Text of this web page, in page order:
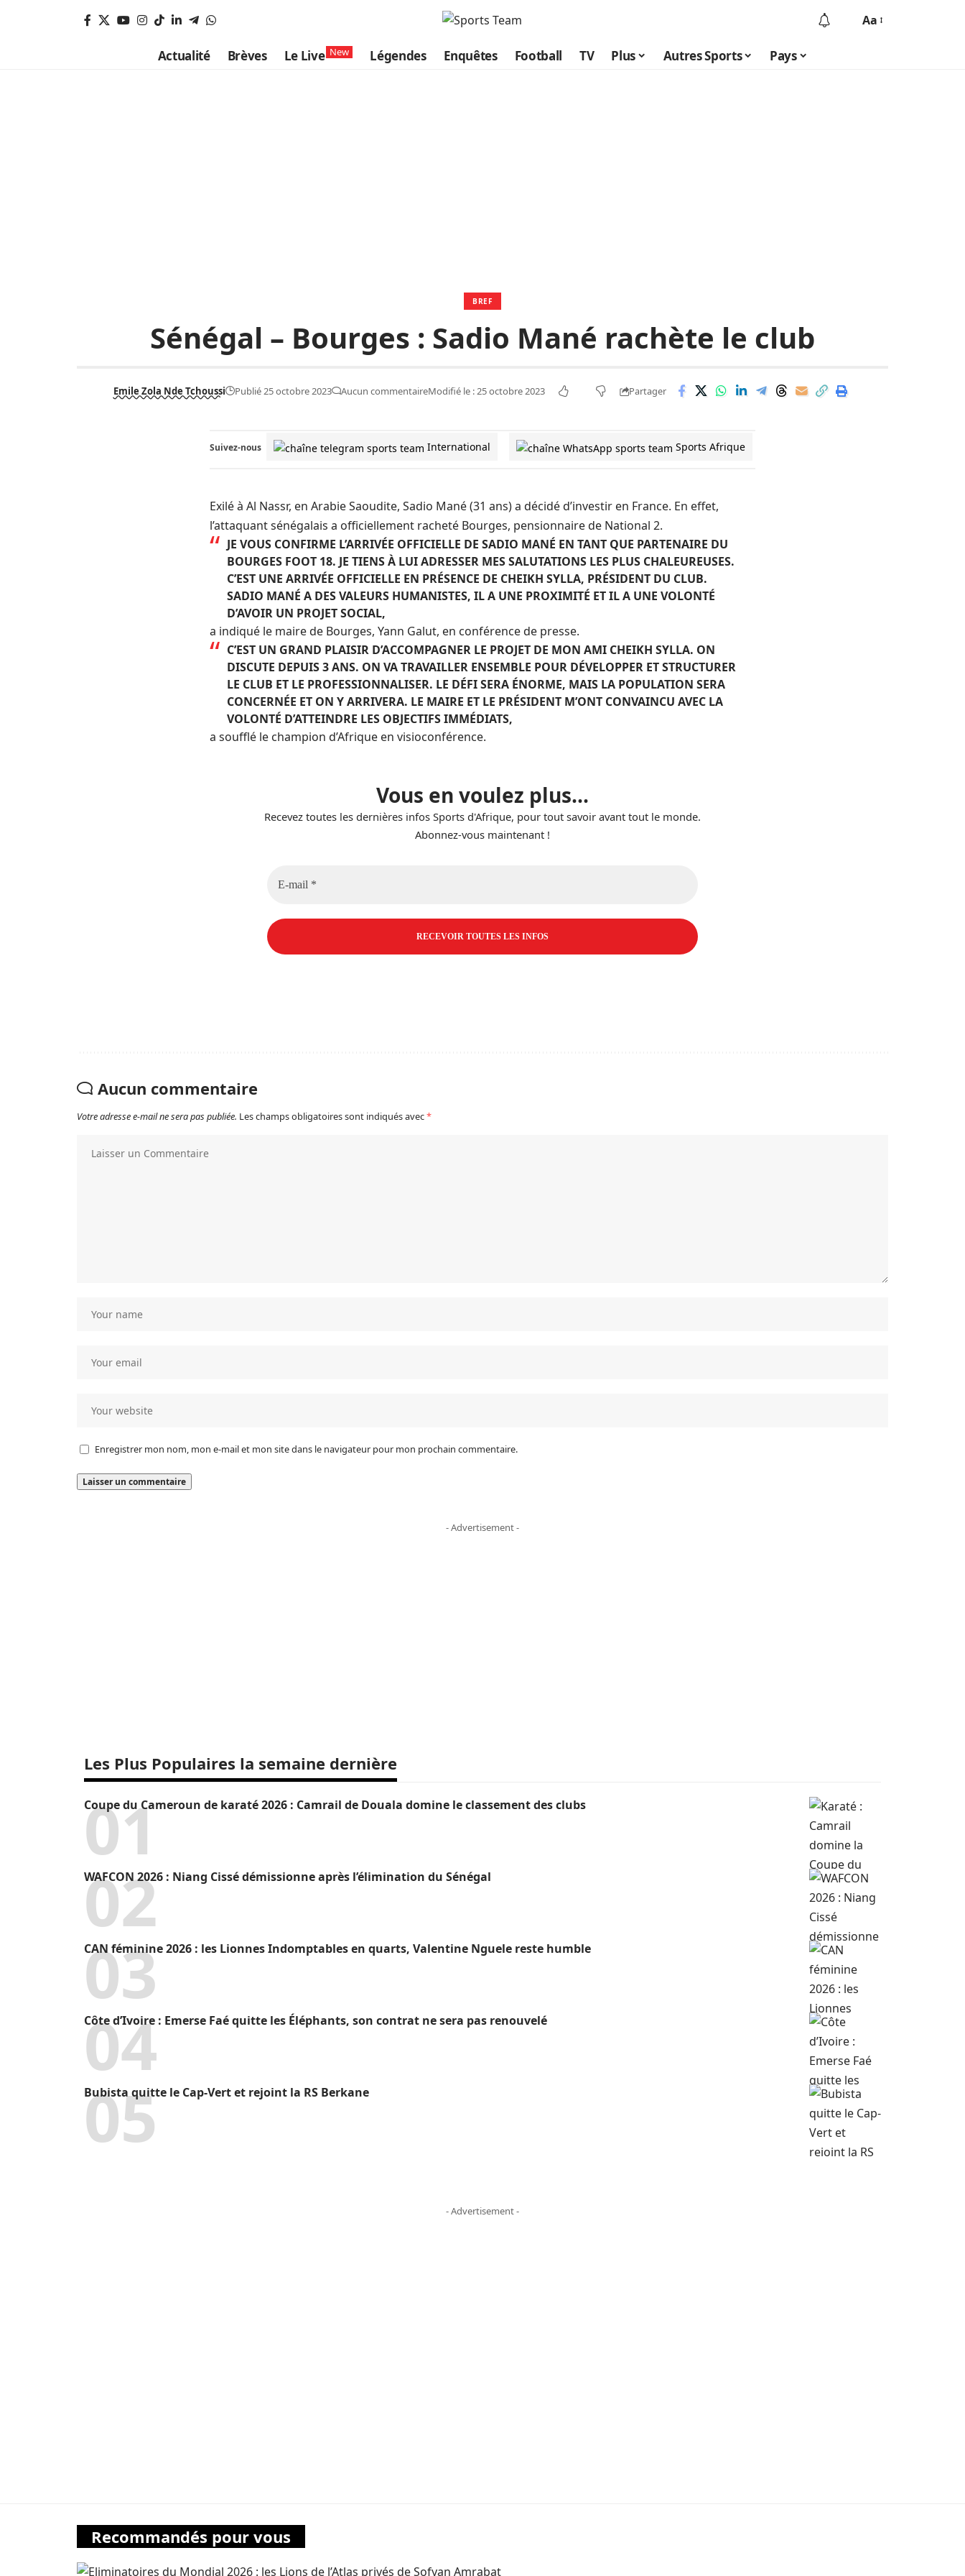
Aa
Actualité Brèves Le Live New Légendes Enquêtes Football TV Plus Autres Sports Pays
BREF
Sénégal – Bourges : Sadio Mané rachète le club
Emile Zola Nde Tchoussi Publié 25 octobre 2023 Aucun commentaireModifié le : 25 octobre 2023 Partager
Suivez-nous International Sports Afrique
Exilé à Al Nassr, en Arabie Saoudite, Sadio Mané(31 ans) a décidé d’investir en France. En effet,
l’attaquant sénégalais a officiellement racheté Bourges, pensionnaire de National 2.
JE VOUS CONFIRME L’ARRIVÉE OFFICIELLE DE SADIO MANÉ EN TANT QUE PARTENAIRE DU
BOURGES FOOT 18. JE TIENS À LUI ADRESSER MES SALUTATIONS LES PLUS CHALEUREUSES.
C’EST UNE ARRIVÉE OFFICIELLE EN PRÉSENCE DE CHEIKH SYLLA, PRÉSIDENT DU CLUB.
SADIO MANÉ A DES VALEURS HUMANISTES, IL A UNE PROXIMITÉ ET IL A UNE VOLONTÉ
D’AVOIR UN PROJET SOCIAL,
a indiqué le maire de Bourges, Yann Galut, en conférence de presse.
C’EST UN GRAND PLAISIR D’ACCOMPAGNER LE PROJET DE MON AMI CHEIKH SYLLA. ON
DISCUTE DEPUIS 3 ANS. ON VA TRAVAILLER ENSEMBLE POUR DÉVELOPPER ET STRUCTURER
LE CLUB ET LE PROFESSIONNALISER. LE DÉFI SERA ÉNORME, MAIS LA POPULATION SERA
CONCERNÉE ET ON Y ARRIVERA. LE MAIRE ET LE PRÉSIDENT M’ONT CONVAINCU AVEC LA
VOLONTÉ D’ATTEINDRE LES OBJECTIFS IMMÉDIATS,
a soufflé le champion d’Afrique en visioconférence.
Vous en voulez plus...
Recevez toutes les dernières infos Sports d'Afrique, pour tout savoir avant tout le monde.
Abonnez-vous maintenant !
Aucun commentaire
Votre adresse e-mail ne sera pas publiée. Les champs obligatoires sont indiqués avec*
Enregistrer mon nom, mon e-mail et mon site dans le navigateur pour mon prochain commentaire.
- Advertisement -
Les Plus Populaires la semaine dernière
Coupe du Cameroun de karaté 2026 : Camrail de Douala domine le classement des clubs
WAFCON 2026 : Niang Cissé démissionne après l’élimination du Sénégal
CAN féminine 2026 : les Lionnes Indomptables en quarts, Valentine Nguele reste humble
Côte d’Ivoire : Emerse Faé quitte les Éléphants, son contrat ne sera pas renouvelé
Bubista quitte le Cap-Vert et rejoint la RS Berkane
- Advertisement -
Recommandés pour vous